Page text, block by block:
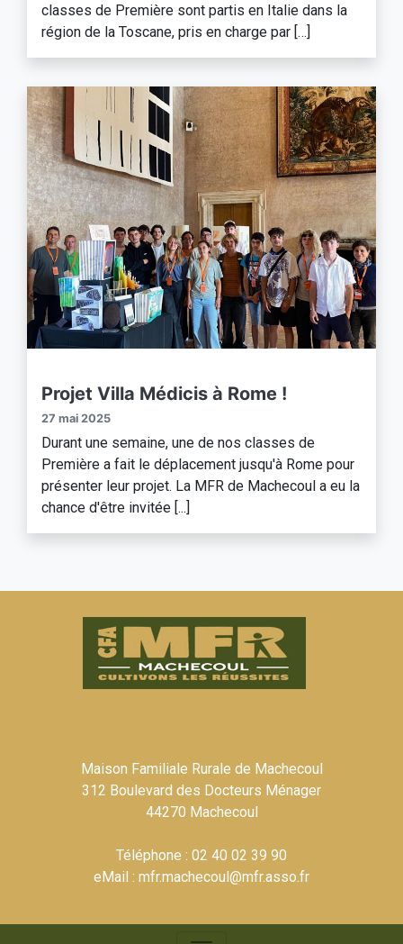
classes de Première sont partis en Italie dans la
région de la Toscane, pris en charge par […]
Projet Villa Médicis à Rome !
27 mai 2025
Durant une semaine, une de nos classes de
Première a fait le déplacement jusqu'à Rome pour
présenter leur projet. La MFR de Machecoul a eu la
chance d'être invitée [...]
Maison Familiale Rurale de Machecoul
312 Boulevard des Docteurs Ménager
44270 Machecoul
Téléphone : 02 40 02 39 90
eMail : mfr.machecoul@mfr.asso.fr